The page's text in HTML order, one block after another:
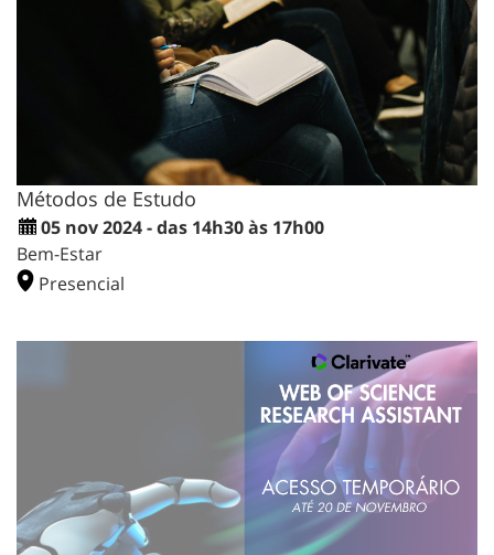
Métodos de Estudo
05 nov 2024 - das 14h30 às 17h00
Bem-Estar
Presencial